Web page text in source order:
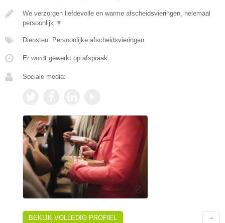
We verzorgen liefdevolle en warme afscheidsvieringen, helemaal
persoonlijk ▼
Diensten: Persoonlijke afscheidsvieringen
Er wordt gewerkt op afspraak.
Sociale media:
BEKIJK VOLLEDIG PROFIEL